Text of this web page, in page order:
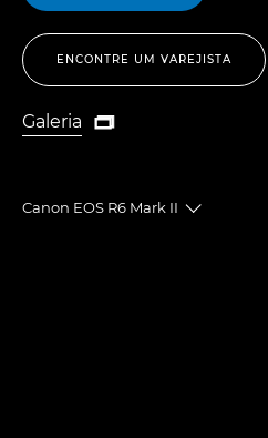
ENCONTRE UM VAREJISTA
Galeria
Galeria

Canon EOS R6 Mark II
Toggle